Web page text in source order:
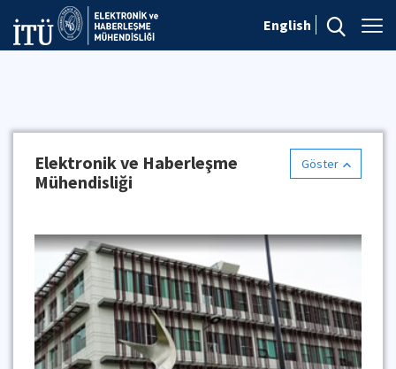
English
Elektronik ve Haberleşme
Mühendisliği
Göster